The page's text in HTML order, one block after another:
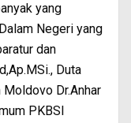
yang
Negeri yang
dan
Duta
Moldovo Dr.Anhar
PKBSI